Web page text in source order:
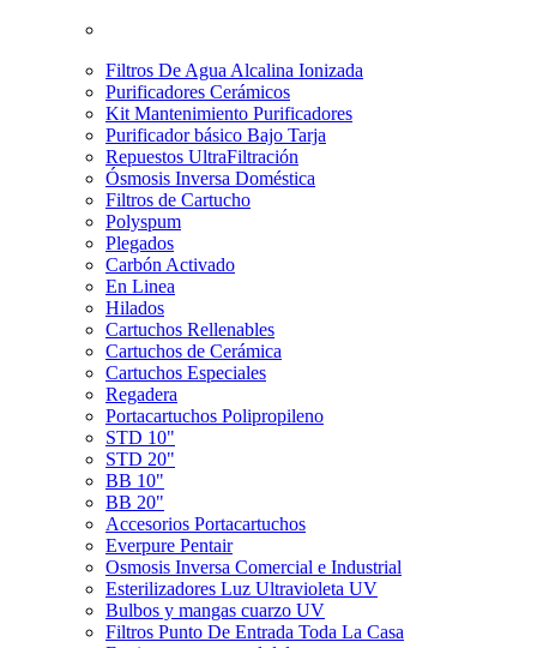
Filtros De Agua Alcalina Ionizada
Purificadores Cerámicos
Kit Mantenimiento Purificadores
Purificador básico Bajo Tarja
Repuestos UltraFiltración
Ósmosis Inversa Doméstica
Filtros de Cartucho
Polyspum
Plegados
Carbón Activado
En Linea
Hilados
Cartuchos Rellenables
Cartuchos de Cerámica
Cartuchos Especiales
Regadera
Portacartuchos Polipropileno
STD 10"
STD 20"
BB 10"
BB 20"
Accesorios Portacartuchos
Everpure Pentair
Osmosis Inversa Comercial e Industrial
Esterilizadores Luz Ultravioleta UV
Bulbos y mangas cuarzo UV
Filtros Punto De Entrada Toda La Casa